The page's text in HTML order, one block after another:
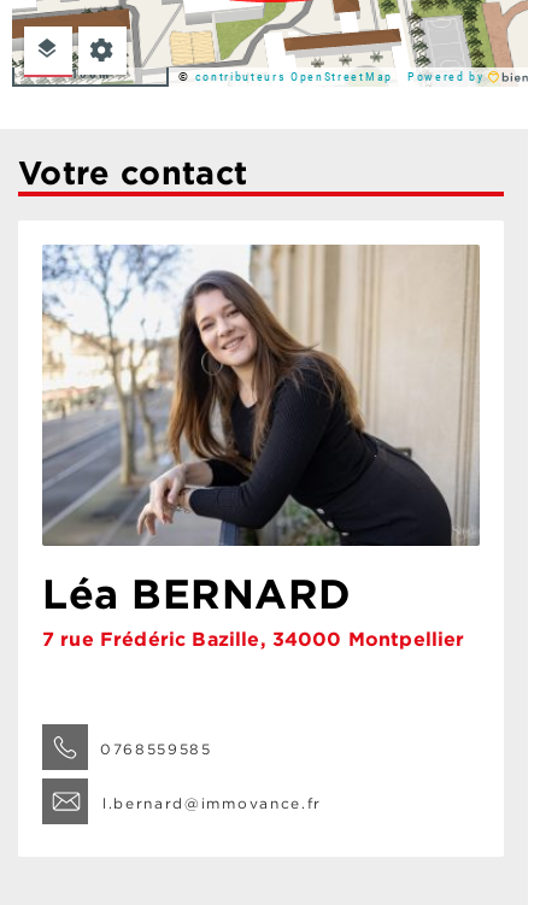
100m © contributeurs OpenStreetMap Powered by
Votre contact
Léa BERNARD
7 rue Frédéric Bazille, 34000 Montpellier
0768559585
l.bernard@immovance.fr